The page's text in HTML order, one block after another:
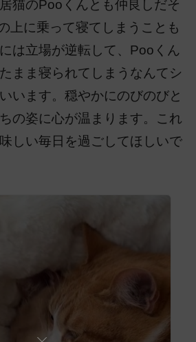
猫のPooくんとも仲良しだそ
上に乗って寝てしまうことも
は立場が逆転して、Pooくん
まま寝られてしまうなんてシ
います。穏やかにのびのびと
の姿に心が温まります。これ
しい毎日を過ごしてほしいで